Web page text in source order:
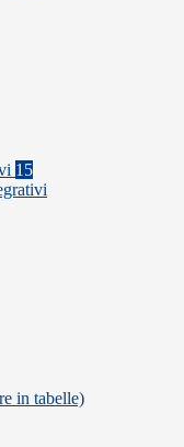
15
in tabelle)